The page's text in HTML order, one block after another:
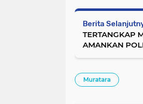
Berita
TERTANGKAP
AMANKAN
Muratara